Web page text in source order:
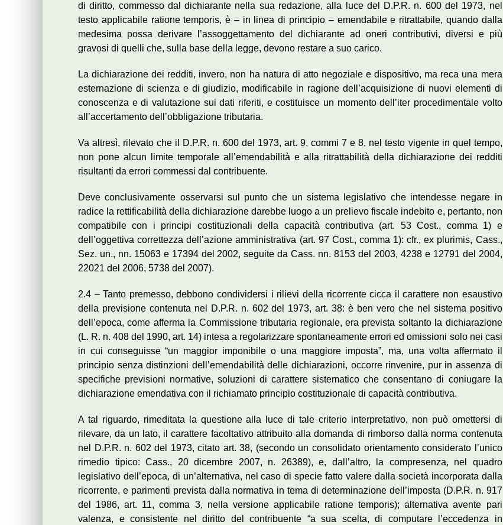
di diritto, commesso dal dichiarante nella sua redazione, alla luce del D.P.R. n. 600 del 1973, nel
testo applicabile ratione temporis, è – in linea di principio – emendabile e ritrattabile, quando dalla
medesima possa derivare l’assoggettamento del dichiarante ad oneri contributivi, diversi e più
gravosi di quelli che, sulla base della legge, devono restare a suo carico.
La dichiarazione dei redditi, invero, non ha natura di atto negoziale e dispositivo, ma reca una mera
esternazione di scienza e di giudizio, modificabile in ragione dell’acquisizione di nuovi elementi di
conoscenza e di valutazione sui dati riferiti, e costituisce un momento dell’iter procedimentale volto
all’accertamento dell’obbligazione tributaria.
Va altresì, rilevato che il D.P.R. n. 600 del 1973, art. 9, commi 7 e 8, nel testo vigente in quel tempo,
non pone alcun limite temporale all’emendabilità e alla ritrattabilità della dichiarazione dei redditi
risultanti da errori commessi dal contribuente.
Deve conclusivamente osservarsi sul punto che un sistema legislativo che intendesse negare in
radice la rettificabilità della dichiarazione darebbe luogo a un prelievo fiscale indebito e, pertanto, non
compatibile con i principi costituzionali della capacità contributiva (art. 53 Cost., comma 1) e
dell’oggettiva correttezza dell’azione amministrativa (art. 97 Cost., comma 1): cfr., ex plurimis, Cass.,
Sez. un., nn. 15063 e 17394 del 2002, seguite da Cass. nn. 8153 del 2003, 4238 e 12791 del 2004,
22021 del 2006, 5738 del 2007).
2.4 – Tanto premesso, debbono condividersi i rilievi della ricorrente cicca il carattere non esaustivo
della previsione contenuta nel D.P.R. n. 602 del 1973, art. 38: è ben vero che nel sistema positivo
dell’epoca, come afferma la Commissione tributaria regionale, era prevista soltanto la dichiarazione
(L. R. n. 408 del 1990, art. 14) intesa a regolarizzare spontaneamente errori ed omissioni solo nei casi
in cui conseguisse “un maggior imponibile o una maggiore imposta”, ma, una volta affermato il
principio senza distinzioni dell’emendabilità delle dichiarazioni, occorre rinvenire, pur in assenza di
specifiche previsioni normative, soluzioni di carattere sistematico che consentano di coniugare la
dichiarazione emendativa con il richiamato principio costituzionale di capacità contributiva.
A tal riguardo, rimeditata la questione alla luce di tale criterio interpretativo, non può omettersi di
rilevare, da un lato, il carattere facoltativo attribuito alla domanda di rimborso dalla norma contenuta
nel D.P.R. n. 602 del 1973, citato art. 38, (secondo un consolidato orientamento considerato l’unico
rimedio tipico: Cass., 20 dicembre 2007, n. 26389), e, dall’altro, la compresenza, nel quadro
legislativo dell’epoca, di un’alternativa, nel caso di specie fatto valere dalla società incorporata dalla
ricorrente, e parimenti prevista dalla normativa in tema di determinazione dell’imposta (D.P.R. n. 917
del 1986, art. 11, comma 3, nella versione applicabile ratione temporis); alternativa avente pari
valenza, e consistente nel diritto del contribuente “a sua scelta, di computare l’eccedenza in